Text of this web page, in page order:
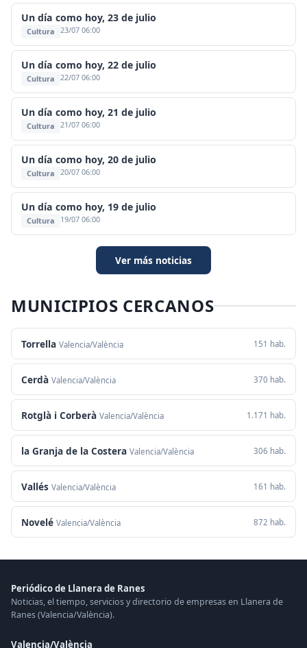
Un día como hoy, 23 de julio
Cultura 23/07 06:00
Un día como hoy, 22 de julio
Cultura 22/07 06:00
Un día como hoy, 21 de julio
Cultura 21/07 06:00
Un día como hoy, 20 de julio
Cultura 20/07 06:00
Un día como hoy, 19 de julio
Cultura 19/07 06:00
Ver más noticias
MUNICIPIOS CERCANOS
Torrella Valencia/València 151 hab.
Cerdà Valencia/València 370 hab.
Rotglà i Corberà Valencia/València 1.171 hab.
la Granja de la Costera Valencia/València 306 hab.
Vallés Valencia/València 161 hab.
Novelé Valencia/València 872 hab.
Periódico de Llanera de Ranes
Noticias, el tiempo, servicios y directorio de empresas en Llanera de
Ranes (Valencia/València).
Valencia/València